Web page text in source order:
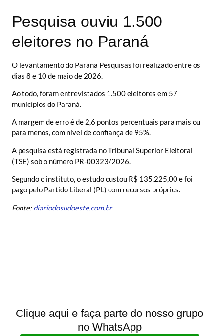
Pesquisa ouviu 1.500
eleitores no Paraná
O levantamento do Paraná Pesquisas foi realizado entre os
dias 8 e 10 de maio de 2026.
Ao todo, foram entrevistados 1.500 eleitores em 57
municípios do Paraná.
A margem de erro é de 2,6 pontos percentuais para mais ou
para menos, com nível de confiança de 95%.
A pesquisa está registrada no Tribunal Superior Eleitoral
(TSE) sob o número PR-00323/2026.
Segundo o instituto, o estudo custou R$ 135.225,00 e foi
pago pelo Partido Liberal (PL) com recursos próprios.
Fonte:diariodosudoeste.com.br
Clique aqui e faça parte do nosso grupo
no WhatsApp